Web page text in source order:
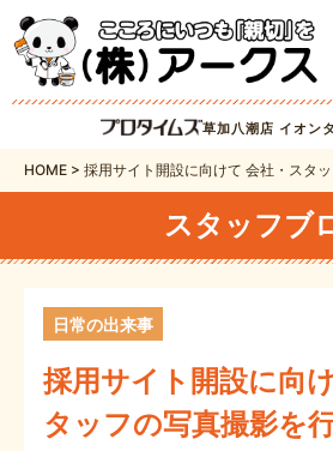
草加八潮店 イオン
HOME > 採用サイト開設に向けて 会社・スタ
スタッフブ
採用サイト開設に向
タッフの写真撮影を
日常の出来事